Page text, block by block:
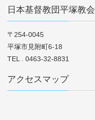
日本基督教団平塚教会
〒254-0045
平塚市見附町6-18
TEL . 0463-32-8831
アクセスマップ